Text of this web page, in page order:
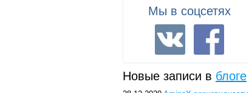
Мы в соцсетях
Новые записи в блоге